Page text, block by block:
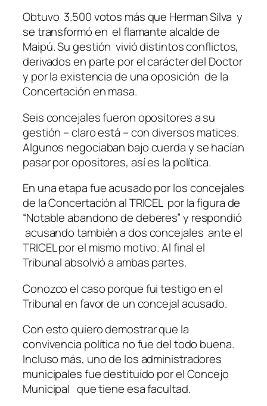
Obtuvo 3.500 votos más que Herman Silva y
se transformó en el flamante alcalde de
Maipú. Su gestión vivió distintos conflictos,
derivados en parte por el carácter del Doctor
y por la existencia de una oposición de la
Concertación en masa.
Seis concejales fueron opositores a su
gestión – claro está – con diversos matices.
Algunos negociaban bajo cuerda y se hacían
pasar por opositores, así es la política.
En una etapa fue acusado por los concejales
de la Concertación al TRICEL por la figura de
“Notable abandono de deberes” y respondió
acusando también a dos concejales ante el
TRICEL por el mismo motivo. Al final el
Tribunal absolvió a ambas partes.
Conozco el caso porque fui testigo en el
Tribunal en favor de un concejal acusado.
Con esto quiero demostrar que la
convivencia política no fue del todo buena.
Incluso más, uno de los administradores
municipales fue destituído por el Concejo
Municipal que tiene esa facultad.